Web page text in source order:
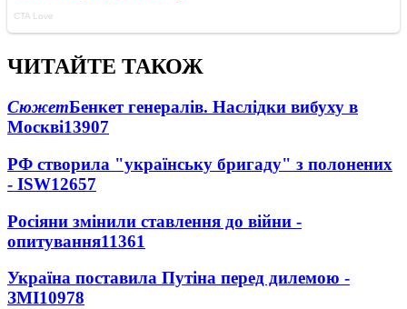
ЧИТАЙТЕ ТАКОЖ
СюжетБенкет генералів. Наслідки вибуху в
Москві13907
РФ створила "українську бригаду" з полонених
- ISW12657
Росіяни змінили ставлення до війни -
опитування11361
Україна поставила Путіна перед дилемою -
ЗМІ10978